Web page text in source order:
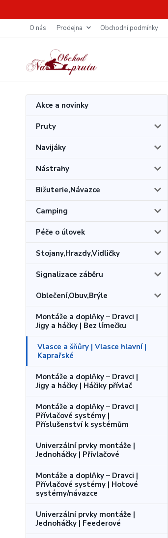
O nás Prodejna Obchodní podmínky
Akce a novinky
Pruty
Navijáky
Nástrahy
Bižuterie,Návazce
Camping
Péče o úlovek
Stojany,Hrazdy,Vidličky
Signalizace záběru
Oblečení,Obuv,Brýle
Montáže a doplňky – Dravci |
Jigy a háčky | Bez límečku
Vlasce a šňůry | Vlasce hlavní |
Kaprařské
Montáže a doplňky – Dravci |
Jigy a háčky | Háčiky přívlač
Montáže a doplňky – Dravci |
Přívlačové systémy |
Příslušenství k systémům
Univerzální prvky montáže |
Jednoháčky | Přívlačové
Montáže a doplňky – Dravci |
Přívlačové systémy | Hotové
systémy/návazce
Univerzální prvky montáže |
Jednoháčky | Feederové